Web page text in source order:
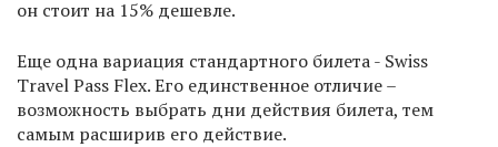
он стоит на 15% дешевле.
Еще одна вариация стандартного билета - Swiss
Travel Pass Flex. Его единственное отличие –
возможность выбрать дни действия билета, тем
самым расширив его действие.